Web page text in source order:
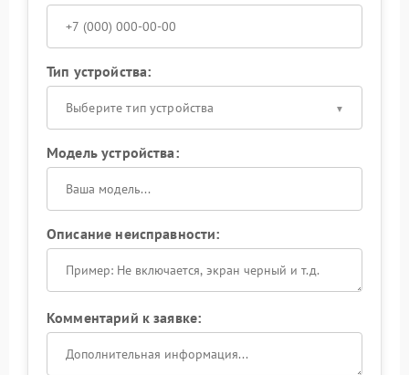
Тип устройства:
Выберите тип устройства
Модель устройства:
Описание неисправности:
Комментарий к заявке: